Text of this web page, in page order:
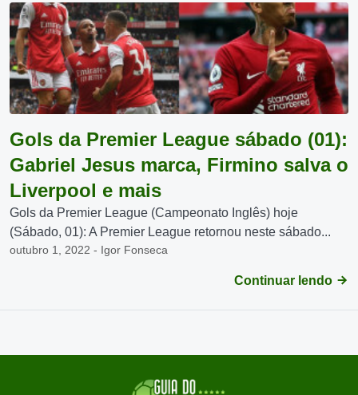
Gols da Premier League sábado (01):
Gabriel Jesus marca, Firmino salva o
Liverpool e mais
Gols da Premier League (Campeonato Inglês) hoje
(Sábado, 01): A Premier League retornou neste sábado...
outubro 1, 2022 - Igor Fonseca
Continuar lendo